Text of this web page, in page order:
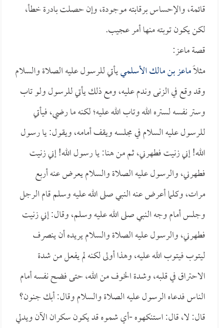
قائمة، والإحساس برقابته موجودة، وإن حصلت بادرة خطأ،
لكن يكون توبته منها أمر عجيب.
قصة ماعز:
مثلاًماعز بن مالك الأسلمييأتي للرسول عليه الصلاة والسلام
وقد وقع في الزنى وندم عليه، ومع ذلك يأتي للرسول ولو تاب
وستر نفسه لستره الله وتاب الله عليه؛ لكنه ما رضي، فيأتي
للرسول عليه السلام في مجلسه ويقف أمامه، ويقول: يا رسول
الله! إني زنيت فطهرني، ثم من هنا: يا رسول الله! إني زنيت
فطهرني، والرسول عليه الصلاة والسلام يعرض عنه أربع
مرات، وكلما أعرض عنه النبي صلى الله عليه وسلم قام الرجل
وجلس أمام وجه النبي صلى الله عليه وسلم، وقال: إني زنيت
فطهرني، والرسول عليه الصلاة والسلام يريده أن ينصرف
ليتوب فيتوب الله عليه، وهذا أولى لكنه لم يفعل من شدة
الاحتراق في قلبه، وشدة الخوف من الله، حتى فضح نفسه أمام
الناس فدعاه الرسول عليه الصلاة والسلام وقال: أبك جنون؟
قال: لا، قال: استنكهوه -أي شموه قد يكون سكران الآن ويدلي